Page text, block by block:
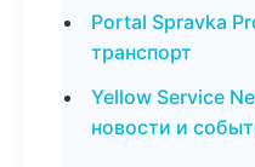
Portal Spravka
транспорт
Yellow Service
новости и